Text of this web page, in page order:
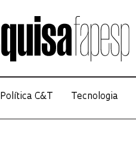
Política C&T Tecnologia